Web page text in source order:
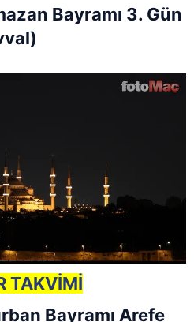
Bayramı 3. Gün
TAKVİMİ
Bayramı Arefe